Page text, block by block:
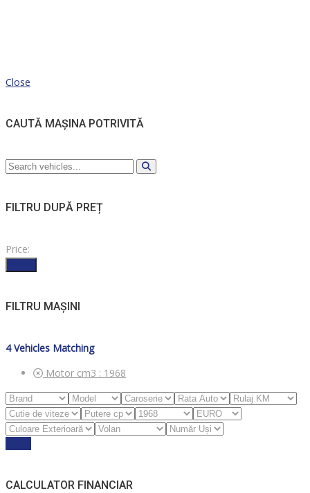
Close
CAUTĂ MAȘINA POTRIVITĂ
FILTRU DUPĂ PREȚ
Price:
FILTRU MAȘINI
4 Vehicles Matching
Motor cm3 : 1968
CALCULATOR FINANCIAR